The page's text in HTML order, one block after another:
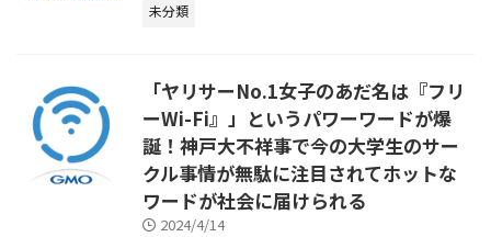
未分類
「ヤリサーNo.1女子のあだ名は『フリ
ーWi-Fi』」というパワーワードが爆
誕！神戸大不祥事で今の大学生のサー
クル事情が無駄に注目されてホットな
ワードが社会に届けられる
2024/4/14